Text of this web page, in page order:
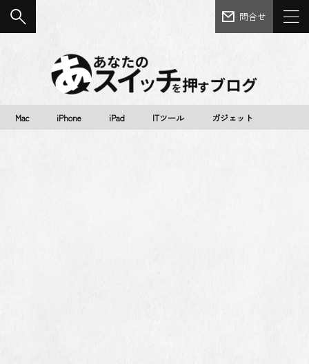
問合せ
Mac iPhone iPad ITツール ガジェット